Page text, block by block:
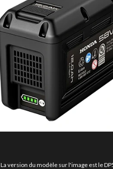
La version du modèle sur l'image est le